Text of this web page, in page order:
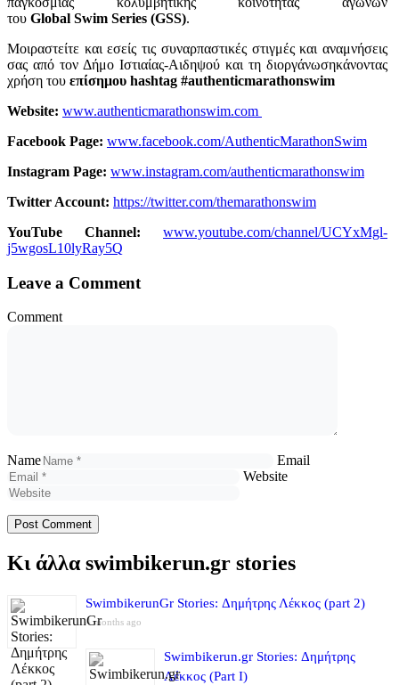
του Global Swim Series (GSS).
Μοιραστείτε και εσείς τις συναρπαστικές στιγμές και αναμνήσεις
σας από τον Δήμο Ιστιαίας-Αιδηψού και τη διοργάνωσηκάνοντας
χρήση του επίσημου hashtag #authenticmarathonswim
Website: www.authenticmarathonswim.com
Facebook Page: www.facebook.com/AuthenticMarathonSwim
Instagram Page: www.instagram.com/authenticmarathonswim
Twitter Account: https://twitter.com/themarathonswim
YouTube Channel: www.youtube.com/channel/UCYxMgl-
j5wgosL10lyRay5Q
Leave a Comment
Comment
Name
Email
Website
Κι άλλα swimbikerun.gr stories
SwimbikerunGr Stories: Δημήτρης Λέκκος (part 2)
4 months ago
Swimbikerun.gr Stories: Δημήτρης
Λέκκος (Part I)